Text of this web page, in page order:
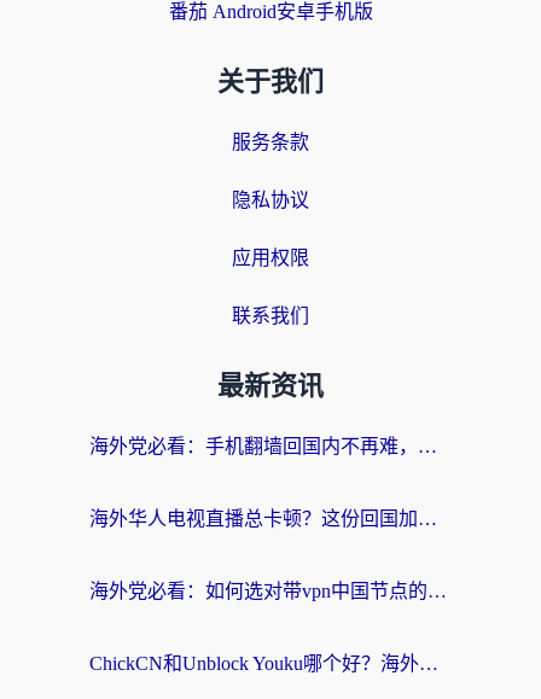
番茄 Android安卓手机版
关于我们
服务条款
隐私协议
应用权限
联系我们
最新资讯
海外党必看：手机翻墙回国内不再难，一篇搞定无缝访问国内资源指南
海外华人电视直播总卡顿？这份回国加速器选择指南帮你无缝看国内资源
海外党必看：如何选对带vpn中国节点的加速器？无缝访问国内资源全攻略
ChickCN和Unblock Youku哪个好？海外党亲测4款热门回国加速器，附避坑指南